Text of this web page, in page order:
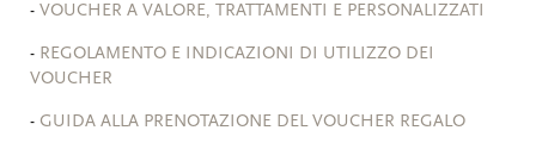
- VOUCHER A VALORE, TRATTAMENTI E PERSONALIZZATI
- REGOLAMENTO E INDICAZIONI DI UTILIZZO DEI
VOUCHER
- GUIDA ALLA PRENOTAZIONE DEL VOUCHER REGALO